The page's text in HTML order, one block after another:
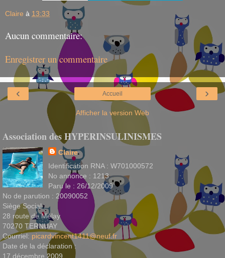
Claire à 13:33
Aucun commentaire:
Enregistrer un commentaire
‹ ›
Accueil
Afficher la version Web
Association des HYPERINSULINISMES
Claire
Identification RNA : W701000572
No annonce : 1213
Paru le : 26/12/2009
No de parution : 20090052
Siège Social :
28 route de Melay
70270 TERNUAY
Courriel: picardvincent1411@neuf.fr
Date de la déclaration :
17 décembre 2009